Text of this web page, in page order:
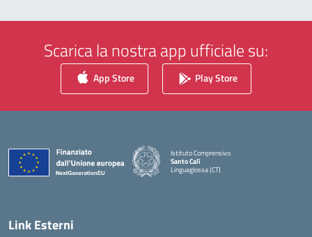
Scarica la nostra app ufficiale su:
App Store Play Store
Istituto Comprensivo
Santo Calì
Linguaglossa (CT)
— Visita la pagina iniziale della scuola
Link Esterni